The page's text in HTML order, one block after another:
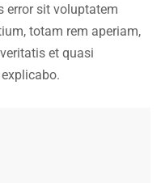
error sit voluptatem
totam rem aperiam,
et quasi